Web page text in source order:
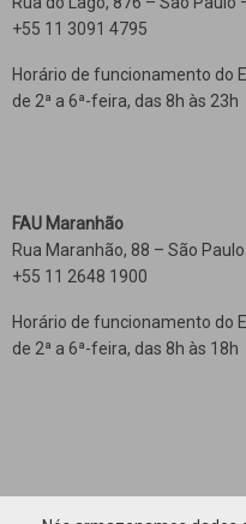
+55 11 3091 4795
Horário de funcionamento do
de 2ª a 6ª-feira, das 8h às 23h
FAU Maranhão
Rua Maranhão, 88 – São
+55 11 2648 1900
Horário de funcionamento do
de 2ª a 6ª-feira, das 8h às 18h